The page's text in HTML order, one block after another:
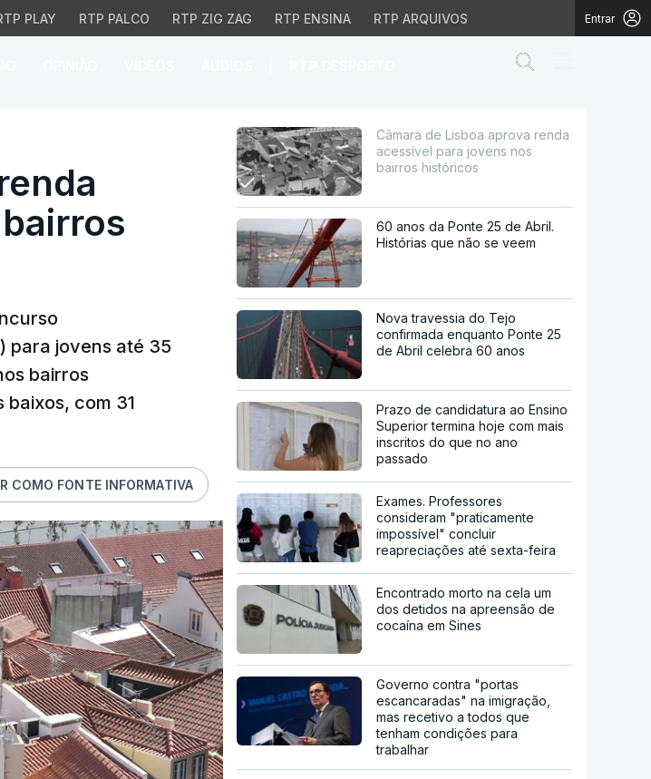
PLAY RTP PALCO RTP ZIG ZAG RTP ENSINA RTP ARQUIVOS Entrar
acessível para jovens nos
para jovens até 35
bairros
com 31
COMO FONTE INFORMATIVA
Câmara de Lisboa aprova renda
acessível para jovens nos
bairros históricos
60 anos da Ponte 25 de Abril.
Histórias que não se veem
Nova travessia do Tejo
confirmada enquanto Ponte 25
de Abril celebra 60 anos
Prazo de candidatura ao Ensino
Superior termina hoje com mais
inscritos do que no ano
passado
Exames. Professores
consideram "praticamente
impossível" concluir
reapreciações até sexta-feira
Encontrado morto na cela um
dos detidos na apreensão de
cocaína em Sines
Governo contra "portas
escancaradas" na imigração,
mas recetivo a todos que
tenham condições para
trabalhar